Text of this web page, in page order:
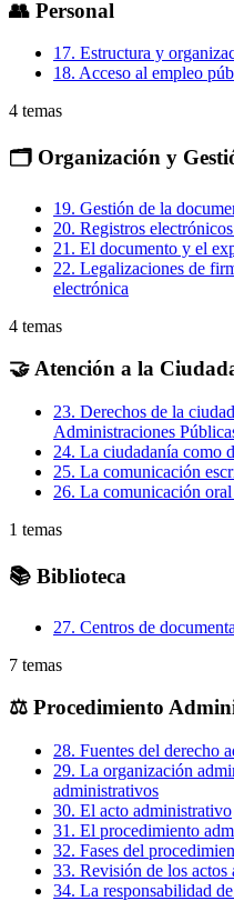
👥 Personal
17. Estructura y
18. Acceso al empleo
4 temas
🗂️ Organización y
19. Gestión de la
20. Registros
21 . El documento y el
22. Legalizaciones de
electrónica
4 temas
🤝Atención a la
23. Derechos de la
Administraciones
24. La ciudadanía como
25. La comunicación
26. La comunicación
1 temas
📚 Biblioteca
27. Centros de
7 temas
⚖️ Procedimiento
28. Fuentes del derecho
29. La organización
administrativos
30. El acto administrativo
31 . El procedimiento
32. Fases del
33. Revisión de los actos
34. La responsabilidad